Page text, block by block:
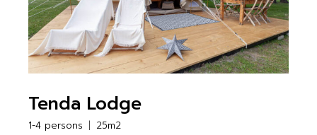
Tenda Lodge
1-4 persons 25m2